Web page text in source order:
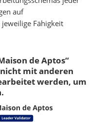
auf
Fähigkeit
de Aptos“
mit anderen
werden, um